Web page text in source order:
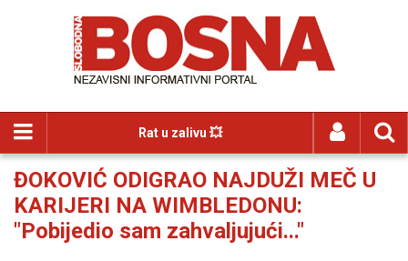
Rat u zalivu 💥
ĐOKOVIĆ ODIGRAO NAJDUŽI MEČ U
KARIJERI NA WIMBLEDONU:
"Pobijedio sam zahvaljujući..."